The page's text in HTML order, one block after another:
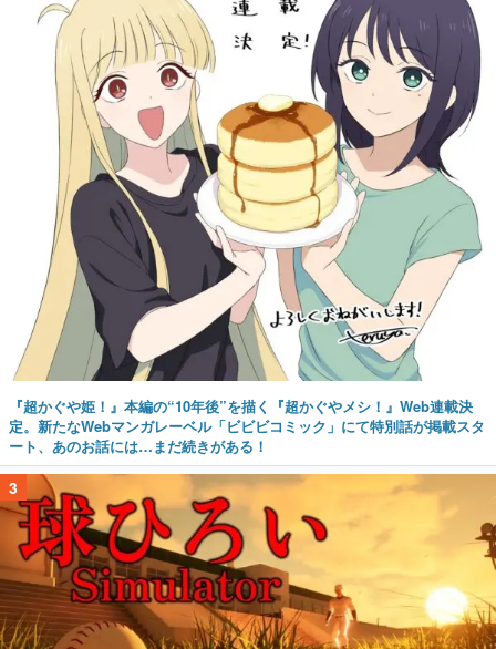
『超かぐや姫！』本編の“10年後”を描く『超かぐやメシ！』Web連載決
定。新たなWebマンガレーベル「ビビビコミック」にて特別話が掲載スタ
ート、あのお話には…まだ続きがある！
3